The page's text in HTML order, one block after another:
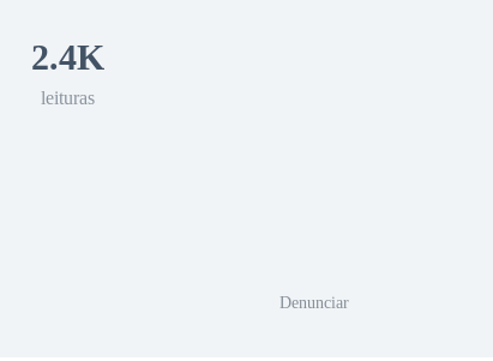
2.4K
leituras
Denunciar